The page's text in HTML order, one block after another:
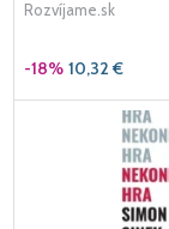
Rozvíjame.sk
-18% 10,32 €